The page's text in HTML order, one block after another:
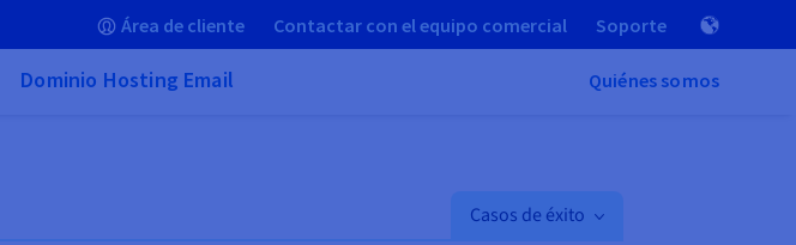
Área de cliente Contactar con el equipo comercial Soporte
Dominio Hosting Email Quiénes somos
Casos de éxito